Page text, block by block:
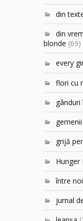
din
din
blonde (69)
every
flori cu
gânduri
grijă
Hunger
între
jurnal